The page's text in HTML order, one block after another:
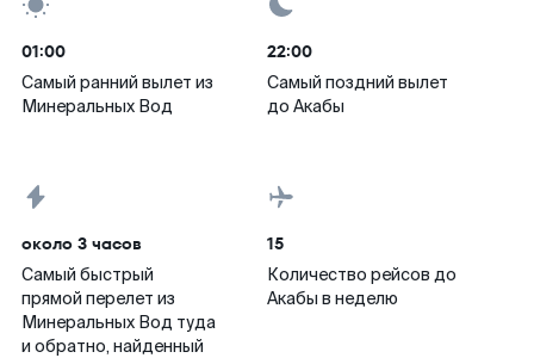
01:00
Самый ранний вылет из
Минеральных Вод
22:00
Самый поздний вылет
до Акабы
около 3 часов
Самый быстрый
прямой перелет из
Минеральных Вод туда
и обратно, найденный
15
Количество рейсов до
Акабы в неделю